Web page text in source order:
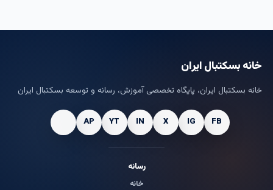
خانه بسکتبال ایران
خانه بسکتبال ایران، پایگاه تخصصی آموزش، رسانه و توسعه بسکتبال ایران
رسانه
خانه